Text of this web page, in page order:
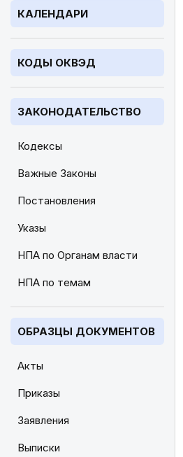
КАЛЕНДАРИ
КОДЫ ОКВЭД
ЗАКОНОДАТЕЛЬСТВО
Кодексы
Важные Законы
Постановления
Указы
НПА по Органам власти
НПА по темам
ОБРАЗЦЫ ДОКУМЕНТОВ
Акты
Приказы
Заявления
Выписки